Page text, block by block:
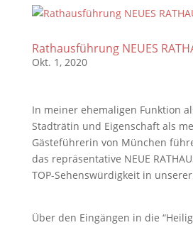
Rathausführung NEUES
Okt. 1, 2020
In meiner ehemaligen Funktion
Stadträtin und Eigenschaft als
Gästeführerin von München
das repräsentative NEUE
TOP-Sehenswürdigkeit in
Über den Eingängen in die